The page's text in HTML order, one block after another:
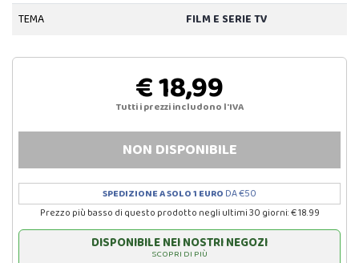
TEMA
FILM E SERIE TV
€ 18,99
Tutti i prezzi includono l'IVA
NON DISPONIBILE
SPEDIZIONE A SOLO 1 EURO DA €50
Prezzo più basso di questo prodotto negli ultimi 30 giorni: € 18.99
DISPONIBILE NEI NOSTRI NEGOZI
SCOPRI DI PIÙ